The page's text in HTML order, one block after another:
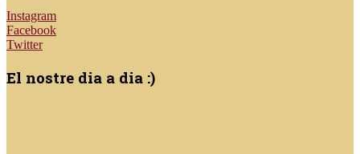
Instagram
Facebook
Twitter
El nostre dia a dia :)